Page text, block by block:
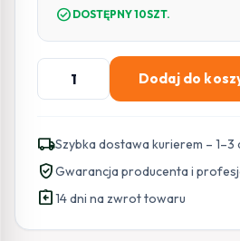
check_circle DOSTĘPNY 10SZT.
ilość
PATCHCORD
GETFORT
SM
LC/APC-
LC/APC
Dodaj do
local_shippingSzybka dostawa kurierem –
verified_userGwarancja producenta i
assignment_return14 dni na zwrot towaru